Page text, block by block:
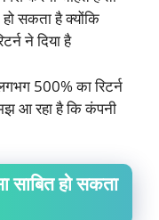
सकता है क्योंकि
ने दिया है
500% का रिटर्न
आ रहा है कि कंपनी
साबित हो सकता